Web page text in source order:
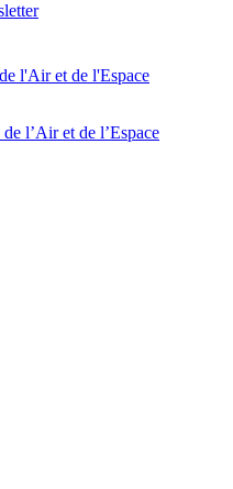
l’Air et de l’Espace